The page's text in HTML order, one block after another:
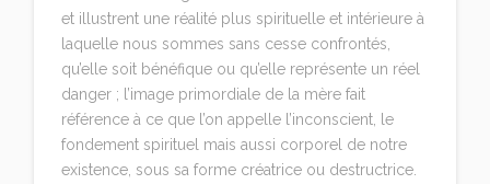
et illustrent une réalité plus spirituelle et intérieure à
laquelle nous sommes sans cesse confrontés,
qu’elle soit bénéfique ou qu’elle représente un réel
danger ; l’image primordiale de la mère fait
référence à ce que l’on appelle l’inconscient, le
fondement spirituel mais aussi corporel de notre
existence, sous sa forme créatrice ou destructrice.